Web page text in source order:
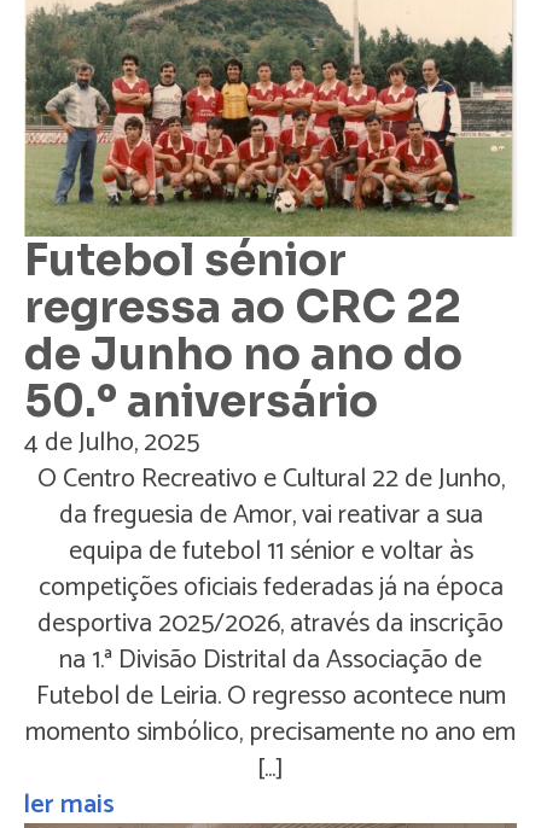
Futebol sénior
regressa ao CRC 22
de Junho no ano do
50.º aniversário
4 de Julho, 2025
O Centro Recreativo e Cultural 22 de Junho,
da freguesia de Amor, vai reativar a sua
equipa de futebol 11 sénior e voltar às
competições oficiais federadas já na época
desportiva 2025/2026, através da inscrição
na 1.ª Divisão Distrital da Associação de
Futebol de Leiria. O regresso acontece num
momento simbólico, precisamente no ano em
[…]
ler mais